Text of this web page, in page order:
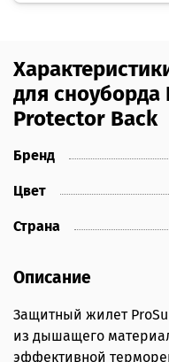
для сноуборда
Protector Back
Бренд
Цвет
Страна
Описание
Защитный жилет
из дышащего
эффективной